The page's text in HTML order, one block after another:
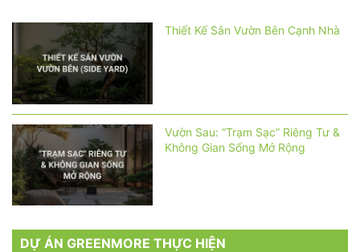
Thiết Kế Sân Vườn Bên Cạnh Nhà
Vườn Sau: “Trạm Sạc” Riêng Tư &
Không Gian Sống Mở Rộng
DỰ ÁN GREENMORE THỰC HIỆN